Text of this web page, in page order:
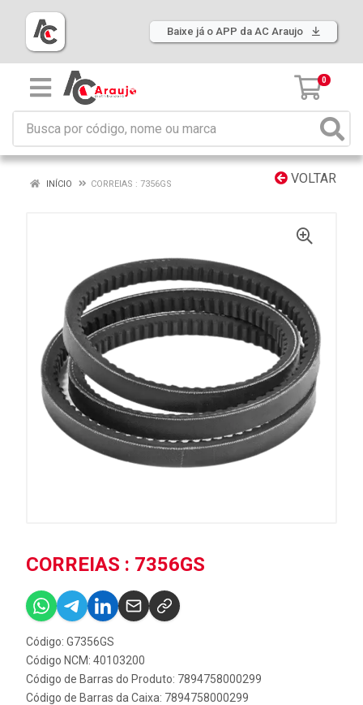
Baixe já o APP da AC Araujo
0
VOLTAR
INÍCIO CORREIAS : 7356GS
CORREIAS : 7356GS
Código: G7356GS
Código NCM: 40103200
Código de Barras do Produto: 7894758000299
Código de Barras da Caixa: 7894758000299